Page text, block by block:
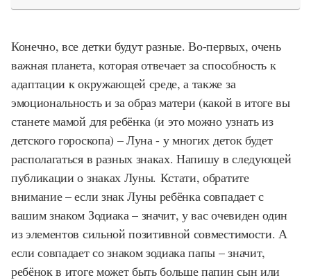
Конечно, все детки будут разные. Во-первых, очень
важная планета, которая отвечает за способность к
адаптации к окружающей среде, а также за
эмоциональность и за образ матери (какой в итоге вы
станете мамой для ребёнка (и это можно узнать из
детского гороскопа) – Луна - у многих деток будет
располагаться в разных знаках. Напишу в следующей
публикации о знаках Луны. Кстати, обратите
внимание – если знак Луны ребёнка совпадает с
вашим знаком Зодиака – значит, у вас очевиден один
из элементов сильной позитивной совместимости. А
если совпадает со знаком зодиака папы – значит,
ребёнок в итоге может быть больше папин сын или